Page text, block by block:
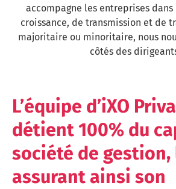
accompagne les entreprises
croissance, de transmission et de
majoritaire ou minoritaire, nous
côtés des
L’équipe d’iXO
détient 100% du
société de gestion,
assurant ainsi son